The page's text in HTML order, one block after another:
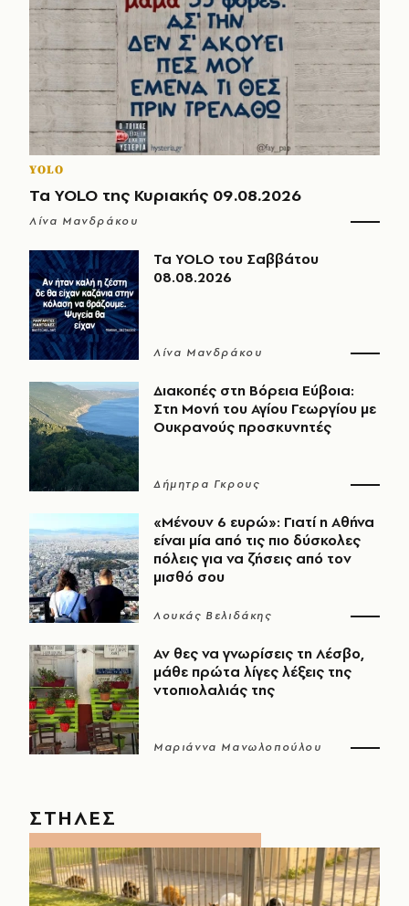
YOLO
Τα YOLO της Κυριακής 09.08.2026
Λίνα Μανδράκου
Τα YOLO του Σαββάτου
08.08.2026
Λίνα Μανδράκου
Διακοπές στη Βόρεια Εύβοια:
Στη Μονή του Αγίου Γεωργίου με
Ουκρανούς προσκυνητές
Δήμητρα Γκρους
«Μένουν 6 ευρώ»: Γιατί η Αθήνα
είναι μία από τις πιο δύσκολες
πόλεις για να ζήσεις από τον
μισθό σου
Λουκάς Βελιδάκης
Αν θες να γνωρίσεις τη Λέσβο,
μάθε πρώτα λίγες λέξεις της
ντοπιολαλιάς της
Μαριάννα Μανωλοπούλου
ΣΤΗΛΕΣ